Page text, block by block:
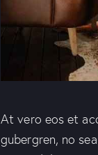
At vero eos et
gubergren, no